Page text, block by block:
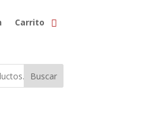
Carrito
Buscar